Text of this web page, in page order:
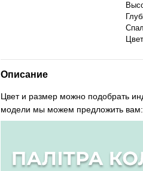
Описание
Цвет и размер можно подобрать
модели мы можем предложить